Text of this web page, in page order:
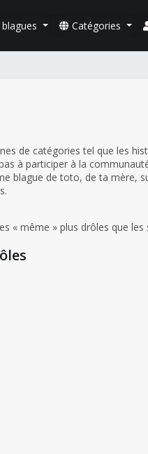
Catégories
de catégories tel que les
à participer à la
blague de toto, de ta mère,
« même » plus drôles que les